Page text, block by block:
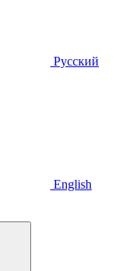
Русский
English